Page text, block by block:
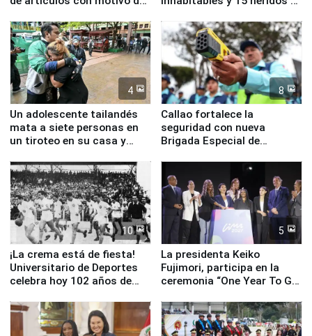
4
Un adolescente tailandés
mata a siete personas en
un tiroteo en su casa y
8
Callao fortalece la
seguridad con nueva
Brigada Especial de
equipamiento para
Serenazgo
10
¡La crema está de fiesta!
Universitario de Deportes
celebra hoy 102 años de
5
La presidenta Keiko
Fujimori, participa en la
ceremonia “One Year To Go